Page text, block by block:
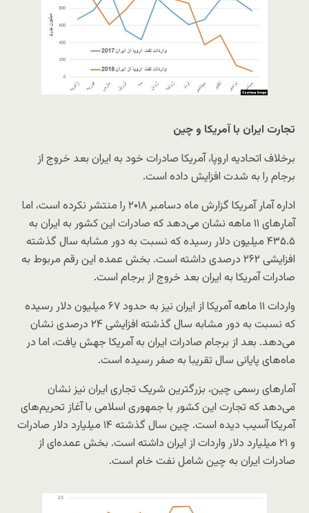
تجارت ایران با آمریکا و چین
برخلاف اتحادیه اروپا، آمریکا صادرات خود به ایران بعد خروج از
برجام را به شدت افزایش داده است.
اداره آمار آمریکا گزارش ماه دسامبر ۲۰۱۸ را منتشر نکرده است، اما
آمارهای ۱۱ ماهه نشان می‌دهد که صادرات این کشور به ایران به
۴۳۵.۵ میلیون دلار رسیده که نسبت به دور مشابه سال گذشته
افزایشی ۲۶۲ درصدی داشته است. بخش عمده این رقم مربوط به
صادرات آمریکا به ایران بعد خروج از برجام است.
واردات ۱۱ ماهه آمریکا از ایران نیز به حدود ۶۷ میلیون دلار رسیده
که نسبت به دور مشابه سال گذشته افزایشی ۲۴ درصدی نشان
می‌دهد. بعد از برجام صادرات ایران به آمریکا جهش یافت، اما در
ماه‌های پایانی سال تقریبا به صفر رسیده است.
آمارهای رسمی چین، بزرگترین شریک تجاری ایران نیز نشان
می‌دهد که تجارت این کشور با جمهوری اسلامی با آغاز تحریم‌های
آمریکا آسیب دیده است. چین سال گذشته ۱۴ میلیارد دلار صادرات
و ۲۱ میلیارد دلار واردات از ایران داشته است. بخش عمده‌ای از
صادرات ایران به چین شامل نفت خام است.